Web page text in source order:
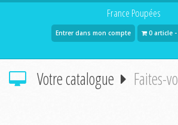
France Poupées
Entrer dans mon compte 0 article -
Votre catalogue Faites-